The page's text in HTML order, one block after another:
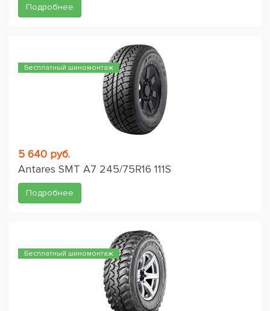
Подробнее
Бесплатный шиномонтаж
5 640 руб.
Antares SMT A7 245/75R16 111S
Подробнее
Бесплатный шиномонтаж